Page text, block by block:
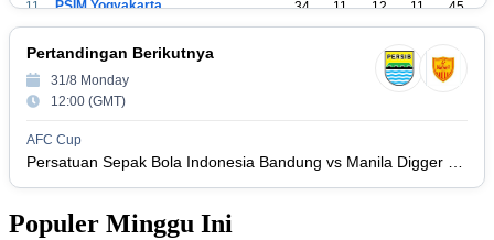
11
PSIM Yogyakarta 34 11 12 11
45
16
36
14
Madura United FC
16
Persis Solo 34 8 10 16
17
Semen Padang FC 34 5 5 24
20
18
Pertandingan Berikutnya
31/8 Monday
12:00 (GMT)
AFC Cup
Populer Minggu Ini